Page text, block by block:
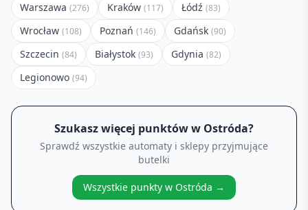
Warszawa (276) Kraków (117) Łódź (83)
Wrocław (108) Poznań (146) Gdańsk (90)
Szczecin (84) Białystok (93) Gdynia (82)
Legionowo (94)
Szukasz więcej punktów w Ostróda?
Sprawdź wszystkie automaty i sklepy przyjmujące
butelki
Wszystkie punkty w Ostróda →